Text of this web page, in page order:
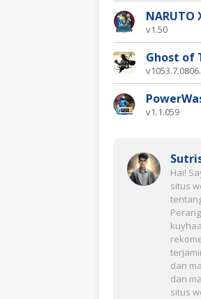
NARUTO
v1.50
Ghost of
v1.1.059
Hai!
situs
dan
dan
situs